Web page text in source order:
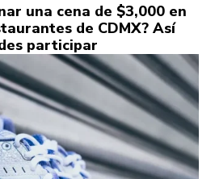
una cena de $3,000 en
de CDMX? Así
participar